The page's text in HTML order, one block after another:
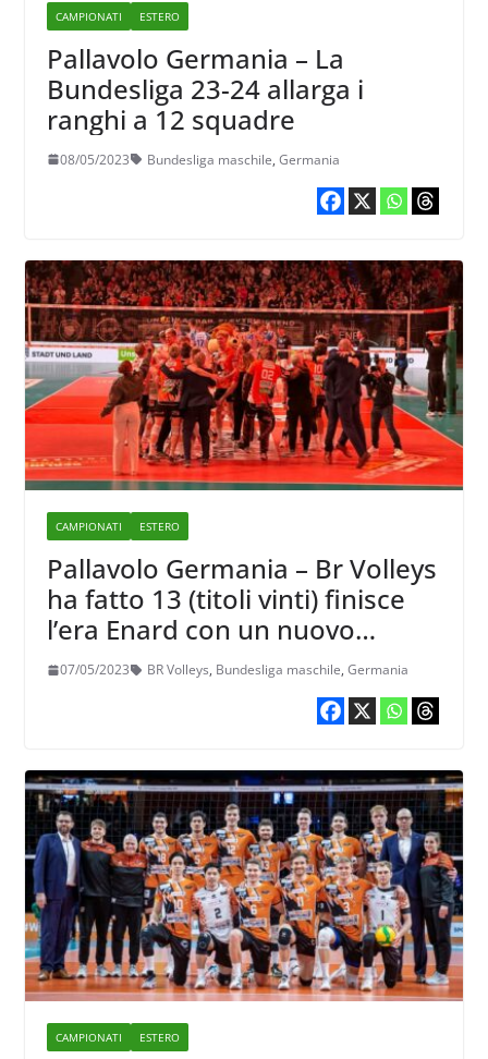
CAMPIONATI ESTERO
Pallavolo Germania – La
Bundesliga 23-24 allarga i
ranghi a 12 squadre
08/05/2023 Bundesliga maschile, Germania
CAMPIONATI ESTERO
Pallavolo Germania – Br Volleys
ha fatto 13 (titoli vinti) finisce
l’era Enard con un nuovo
trionfo
07/05/2023 BR Volleys, Bundesliga maschile, Germania
CAMPIONATI ESTERO